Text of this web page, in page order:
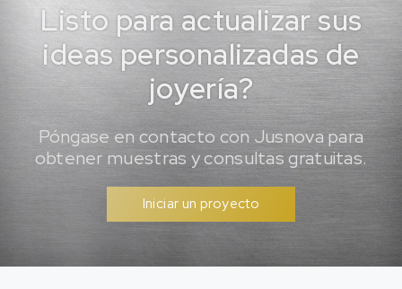
Listo para actualizar sus
ideas personalizadas de
joyería?
Póngase en contacto con Jusnova para
obtener muestras y consultas gratuitas.
Iniciar un proyecto